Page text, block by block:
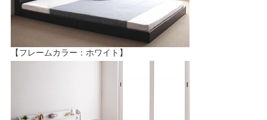
【フレームカラー：ホワイト】